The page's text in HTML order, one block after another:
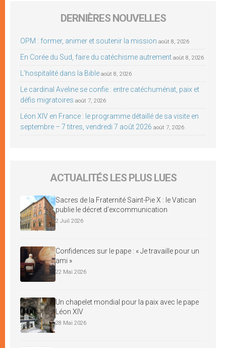
DERNIÈRES NOUVELLES
OPM : former, animer et soutenir la mission août 8, 2026
En Corée du Sud, faire du catéchisme autrement août 8, 2026
L’hospitalité dans la Bible août 8, 2026
Le cardinal Aveline se confie : entre catéchuménat, paix et
défis migratoires août 7, 2026
Léon XIV en France : le programme détaillé de sa visite en
septembre – 7 titres, vendredi 7 août 2026 août 7, 2026
ACTUALITÉS LES PLUS LUES
Sacres de la Fraternité Saint-Pie X : le Vatican
publie le décret d’excommunication
2 Juil 2026
Confidences sur le pape : « Je travaille pour un
ami »
22 Mai 2026
Un chapelet mondial pour la paix avec le pape
Léon XIV
28 Mai 2026